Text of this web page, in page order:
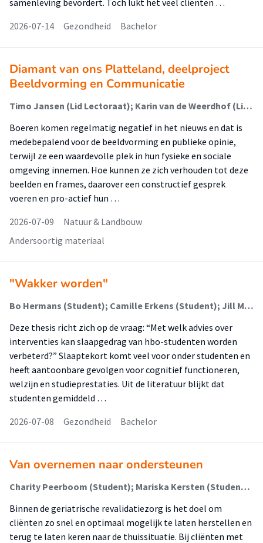
samenleving bevordert. Toch lukt het veel cliënten …
2026-07-14
Gezondheid Bachelor
Diamant van ons Platteland, deelproject
Beeldvorming en Communicatie
Timo Jansen (Lid Lectoraat); Karin van de Weerdhof (Lid Lectoraat)
Boeren komen regelmatig negatief in het nieuws en dat is
medebepalend voor de beeldvorming en publieke opinie,
terwijl ze een waardevolle plek in hun fysieke en sociale
omgeving innemen. Hoe kunnen ze zich verhouden tot deze
beelden en frames, daarover een constructief gesprek
voeren en pro-actief hun …
2026-07-09
Natuur & Landbouw
Andersoortig materiaal
"Wakker worden"
Bo Hermans (Student); Camille Erkens (Student); Jill Mourmans (Student); Pieter Eijgenraam (Begeleider); Eveliene Dera de Bie (Begeleider)
Deze thesis richt zich op de vraag: “Met welk advies over
interventies kan slaapgedrag van hbo-studenten worden
verbeterd?” Slaaptekort komt veel voor onder studenten en
heeft aantoonbare gevolgen voor cognitief functioneren,
welzijn en studieprestaties. Uit de literatuur blijkt dat
studenten gemiddeld …
2026-07-08
Gezondheid Bachelor
Van overnemen naar ondersteunen
Charity Peerboom (Student); Mariska Kersten (Student); Katjana Leduc (Begeleider)
Binnen de geriatrische revalidatiezorg is het doel om
cliënten zo snel en optimaal mogelijk te laten herstellen en
terug te laten keren naar de thuissituatie. Bij cliënten met